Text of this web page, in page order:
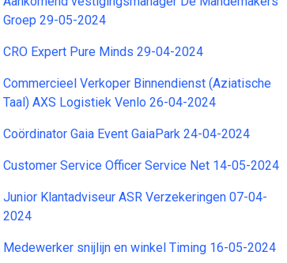
Groep 29-05-2024
CRO Expert Pure Minds 29-04-2024
Commercieel Verkoper Binnendienst (Aziatische
Taal) AXS Logistiek Venlo 26-04-2024
Coördinator Gaia Event GaiaPark 24-04-2024
Customer Service Officer Service Net 14-05-2024
Junior Klantadviseur ASR Verzekeringen 07-04-
2024
Medewerker snijlijn en winkel Timing 16-05-2024